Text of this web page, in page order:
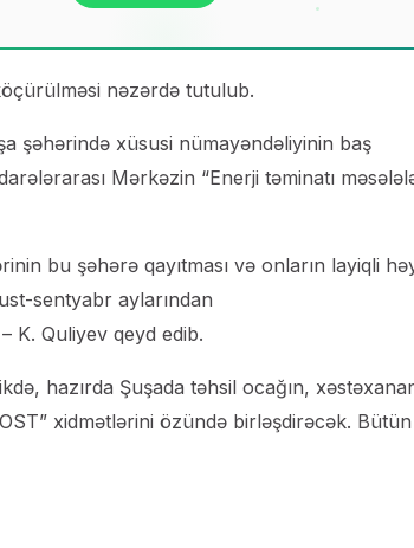
nəzərdə tutulub.
şəhərində xüsusi nümayəndəliyinin baş
Mərkəzin “Enerji təminatı
bu şəhərə qayıtması və onların layiqli
sentyabr aylarından
– K. Quliyev qeyd edib.
hazırda Şuşada təhsil ocağın,
xidmətlərini özündə birləşdirəcək.